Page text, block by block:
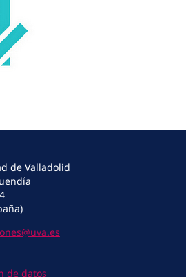
de Valladolid
de datos